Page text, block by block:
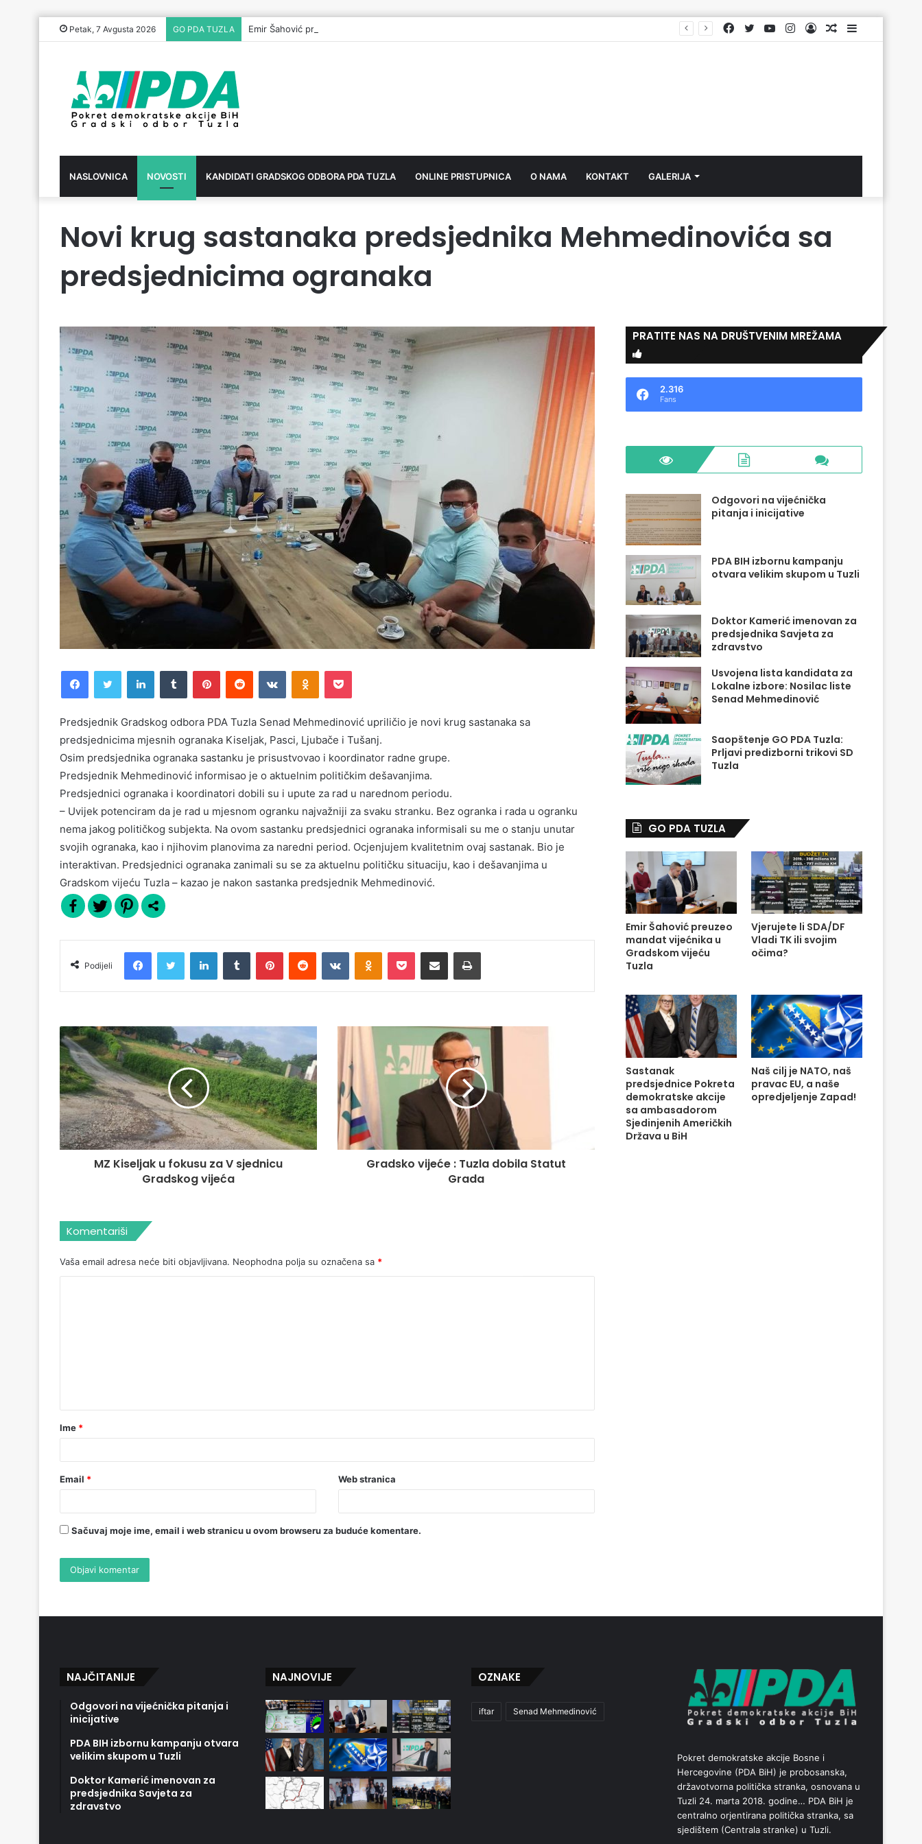
Petak, 7 Avgusta 2026 GO PDA TUZLA Emir Šahović preuzeo mandat vijećnika u Gradskom vijeću Tuzla Aktuelno
Log
Instagram
YouTube
Twitter
Facebook
NASLOVNICA NOVOSTI KANDIDATI GRADSKOG ODBORA PDA TUZLA ONLINE PRISTUPNICA O NAMA KONTAKT GALERIJA
Novi krug sastanaka predsjednika Mehmedinovića sa
predsjednicima ogranaka
Predsjednik Gradskog odbora PDA Tuzla Senad Mehmedinović upriličio je novi krug sastanaka sa
predsjednicima mjesnih ogranaka Kiseljak, Pasci, Ljubače i Tušanj.
Osim predsjednika ogranaka sastanku je prisustvovao i koordinator radne grupe.
Predsjednik Mehmedinović informisao je o aktuelnim političkim dešavanjima.
Predsjednici ogranaka i koordinatori dobili su i upute za rad u narednom periodu.
– Uvijek potenciram da je rad u mjesnom ogranku najvažniji za svaku stranku. Bez ogranka i rada u ogranku
nema jakog političkog subjekta. Na ovom sastanku predsjednici ogranaka informisali su me o stanju unutar
svojih ogranaka, kao i njihovim planovima za naredni period. Ocjenjujem kvalitetnim ovaj sastanak. Bio je
interaktivan. Predsjednici ogranaka zanimali su se za aktuelnu političku situaciju, kao i dešavanjima u
Gradskom vijeću Tuzla – kazao je nakon sastanka predsjednik Mehmedinović.
Podijeli
MZ Kiseljak u fokusu za V sjednicu
Gradskog vijeća
Gradsko vijeće : Tuzla dobila Statut
Grada
Komentariši
Vaša email adresa neće biti objavljivana. Neophodna polja su označena sa *
Ime *
Email * Web stranica
Sačuvaj moje ime, email i web stranicu u ovom browseru za buduće komentare.
PRATITE NAS NA DRUŠTVENIM MREŽAMA
2.316
Fans
Odgovori na vijećnička
pitanja i inicijative
PDA BIH izbornu kampanju
otvara velikim skupom u Tuzli
Doktor Kamerić imenovan za
predsjednika Savjeta za
zdravstvo
Usvojena lista kandidata za
Lokalne izbore: Nosilac liste
Senad Mehmedinović
Saopštenje GO PDA Tuzla:
Prljavi predizborni trikovi SD
Tuzla
GO PDA TUZLA
Emir Šahović preuzeo
mandat vijećnika u
Gradskom vijeću
Tuzla
Vjerujete li SDA/DF
Vladi TK ili svojim
očima?
Sastanak
predsjednice Pokreta
demokratske akcije
sa ambasadorom
Sjedinjenih Američkih
Država u BiH
Naš cilj je NATO, naš
pravac EU, a naše
opredjeljenje Zapad!
NAJČITANIJE
Odgovori na vijećnička pitanja i
inicijative
PDA BIH izbornu kampanju otvara
velikim skupom u Tuzli
Doktor Kamerić imenovan za
predsjednika Savjeta za
zdravstvo
NAJNOVIJE OZNAKE
iftar Senad Mehmedinović
Pokret demokratske akcije Bosne i
Hercegovine (PDA BiH) je probosanska,
državotvorna politička stranka, osnovana u
Tuzli 24. marta 2018. godine… PDA BiH je
centralno orjentirana politička stranka, sa
sjedištem (Centrala stranke) u Tuzli.